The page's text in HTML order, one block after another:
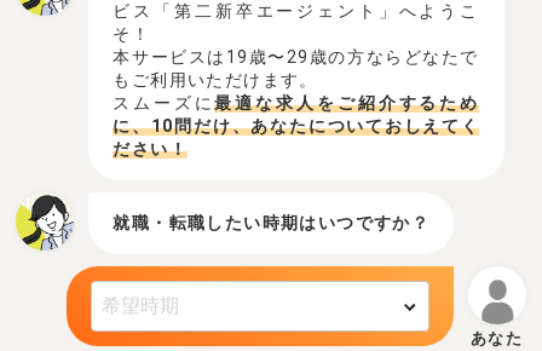
ビス「第二新卒エージェント」へようこ
そ！
本サービスは19歳〜29歳の方ならどなたで
もご利用いただけます。
スムーズに最適な求人をご紹介するため
に、10問だけ、あなたについておしえてく
ださい！
就職・転職したい時期はいつですか？